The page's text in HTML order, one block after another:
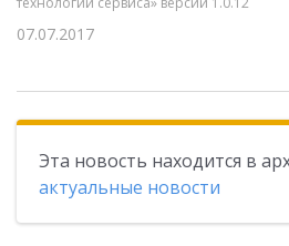
07.07.2017
Эта новость находится в
актуальные новости